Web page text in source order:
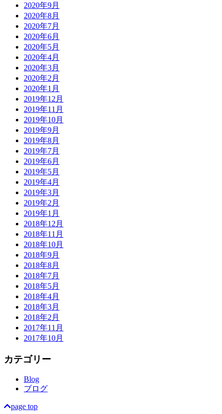
2020年9月
2020年8月
2020年7月
2020年6月
2020年5月
2020年4月
2020年3月
2020年2月
2020年1月
2019年12月
2019年11月
2019年10月
2019年9月
2019年8月
2019年7月
2019年6月
2019年5月
2019年4月
2019年3月
2019年2月
2019年1月
2018年12月
2018年11月
2018年10月
2018年9月
2018年8月
2018年7月
2018年5月
2018年4月
2018年3月
2018年2月
2017年11月
2017年10月
カテゴリー
Blog
ブログ
page top